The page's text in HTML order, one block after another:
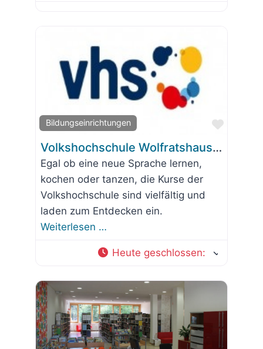
Bildungseinrichtungen
Favorit
Volkshochschule Wolfratshausen e.V.
Egal ob eine neue Sprache lernen,
kochen oder tanzen, die Kurse der
Volkshochschule sind vielfältig und
laden zum Entdecken ein.
Weiterlesen …
Heute geschlossen: